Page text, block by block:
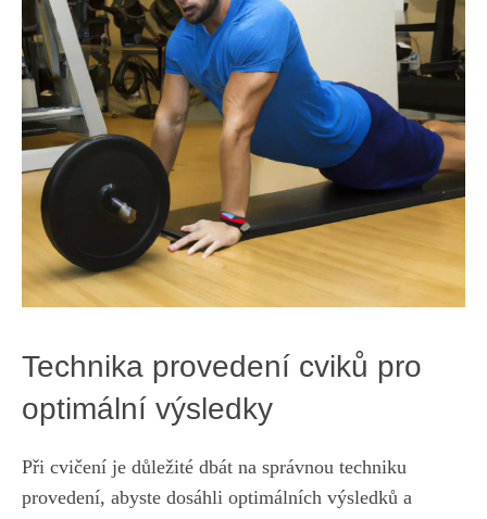
Technika provedení cviků pro​
optimální výsledky
Při​ cvičení ‌je důležité dbát na ⁤správnou‍ techniku
provedení,‍ abyste dosáhli optimálních výsledků ⁤a